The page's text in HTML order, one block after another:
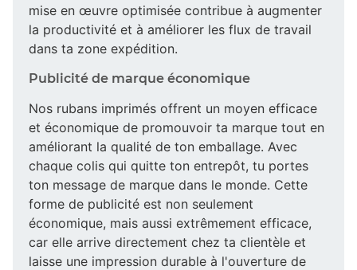
mise en œuvre optimisée contribue à augmenter
la productivité et à améliorer les flux de travail
dans ta zone expédition.
Publicité de marque économique
Nos rubans imprimés offrent un moyen efficace
et économique de promouvoir ta marque tout en
améliorant la qualité de ton emballage. Avec
chaque colis qui quitte ton entrepôt, tu portes
ton message de marque dans le monde. Cette
forme de publicité est non seulement
économique, mais aussi extrêmement efficace,
car elle arrive directement chez ta clientèle et
laisse une impression durable à l'ouverture de